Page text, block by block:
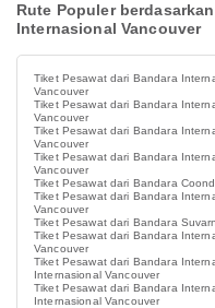
Rute Populer
Internasional Vancouver
Tiket Pesawat dari Bandara
Vancouver
Tiket Pesawat dari Bandara
Vancouver
Tiket Pesawat dari Bandara
Vancouver
Tiket Pesawat dari Bandara
Vancouver
Tiket Pesawat dari Bandara
Tiket Pesawat dari Bandara
Vancouver
Tiket Pesawat dari Bandara
Tiket Pesawat dari Bandara
Vancouver
Tiket Pesawat dari Bandara
Internasional Vancouver
Tiket Pesawat dari Bandara
Internasional Vancouver